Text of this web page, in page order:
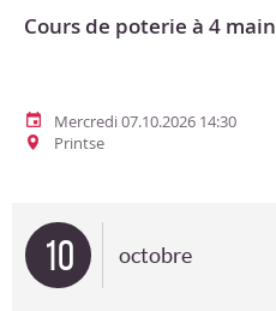
Cours de poterie à 4
Mercredi 07.10.2026 14:30
Printse
10 octobre